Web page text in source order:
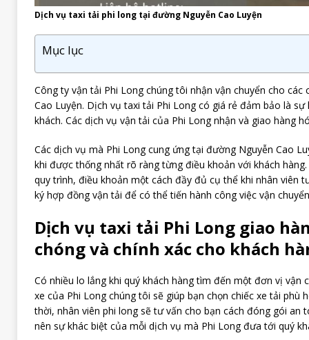
Dịch vụ taxi tải phi long tại đường Nguyễn Cao Luyện
Mục lục
Công ty vận tải Phi Long chúng tôi nhận vận chuyển cho
Cao Luyện. Dịch vụ taxi tải Phi Long có giá rẻ đảm bảo là
khách. Các dịch vụ vận tải của Phi Long nhận và giao hàng
Các dịch vụ mà Phi Long cung ứng tại đường Nguyễn Cao
khi được thống nhất rõ ràng từng điều khoản với khách
quy trình, điều khoản một cách đầy đủ cụ thể khi nhân viên
ký hợp đồng vận tải để có thể tiến hành công việc vận
Dịch vụ taxi tải Phi Long giao
chóng và chính xác cho khách
Có nhiều lo lắng khi quý khách hàng tìm đến một đơn vị vận
xe của Phi Long chúng tôi sẽ giúp bạn chọn chiếc xe tải phù
thời, nhân viên phi long sẽ tư vấn cho bạn cách đóng gói an
nên sự khác biệt của mỗi dịch vụ mà Phi Long đưa tới quý